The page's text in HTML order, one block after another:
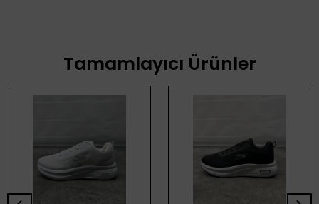
Tamamlayıcı Ürünler